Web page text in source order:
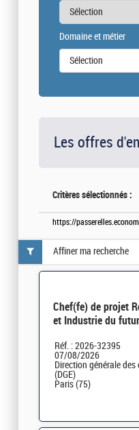
Domaine et métier
Sélection
Les offres
Critères sélectionnés :
https://
Chef(fe) de projet
et Industrie du
Réf. : 2026-32395
07/08/2026
Direction générale des
(DGE)
Paris (75)
Affiner ma recherche